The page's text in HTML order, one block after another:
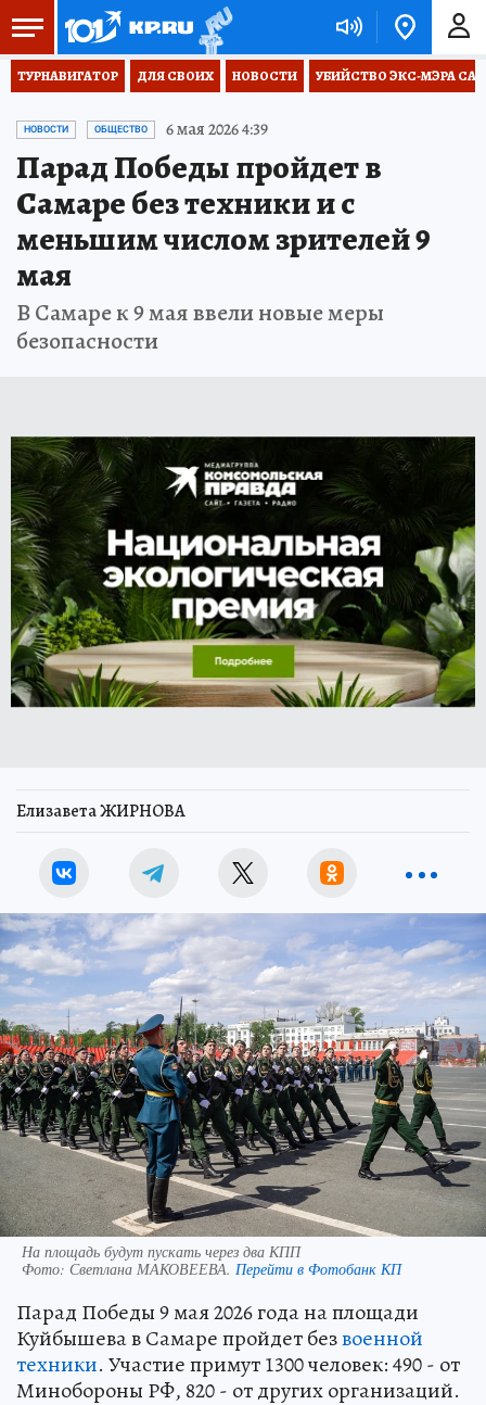
ТУРНАВИГАТОР ДЛЯ СВОИХ НОВОСТИ УБИЙСТВО ЭКС-МЭРА
НОВОСТИ ОБЩЕСТВО 6 мая 2026 4:39
Парад Победы пройдет в
Самаре без техники и с
меньшим числом зрителей 9
мая
В Самаре к 9 мая ввели новые меры
безопасности
Елизавета ЖИРНОВА
На площадь будут пускать через два КПП
Фото: Светлана МАКОВЕЕВА. Перейти в Фотобанк КП
Парад Победы 9 мая 2026 года на площади
Куйбышева в Самаре пройдет безвоенной
техники. Участие примут 1300 человек: 490 - от
Минобороны РФ, 820 - от других организаций.